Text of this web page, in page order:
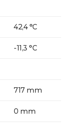
42,4 °C
-11,3 °C
717 mm
0 mm